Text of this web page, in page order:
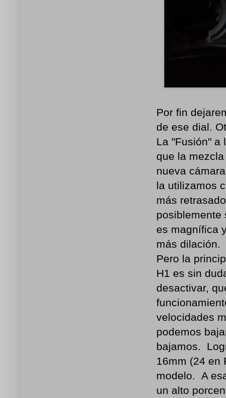
Por fin
de ese dial.
La "Fusión" a
que la
nueva
la utilizamos
más
posiblemente
es magnífica
más dilación.
Pero la
H1 es sin
desactivar,
velocidades
podemos
bajamos.
16mm (24 en
modelo. A
un alto